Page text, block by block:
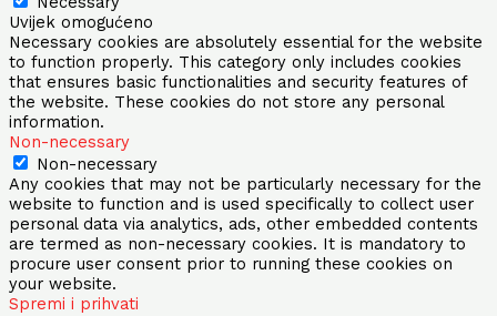
Uvijek omogućeno
Necessary cookies are absolutely essential for the website
to function properly. This category only includes cookies
that ensures basic functionalities and security features of
the website. These cookies do not store any personal
information.
Non-necessary
Non-necessary
Any cookies that may not be particularly necessary for the
website to function and is used specifically to collect user
personal data via analytics, ads, other embedded contents
are termed as non-necessary cookies. It is mandatory to
procure user consent prior to running these cookies on
your website.
Spremi i prihvati